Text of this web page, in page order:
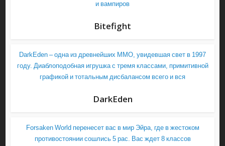
и вампиров
Bitefight
DarkEden – одна из древнейших MMO, увидевшая свет в 1997
году. Диаблоподобная игрушка с тремя классами, примитивной
графикой и тотальным дисбалансом всего и вся
DarkEden
Forsaken World перенесет вас в мир Эйра, где в жестоком
противостоянии сошлись 5 рас. Вас ждет 8 классов